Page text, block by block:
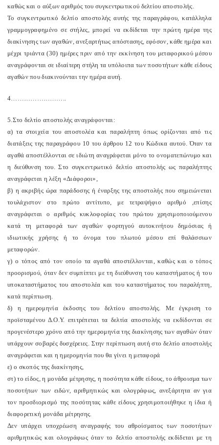
καθώς και ο αύξων αριθμός του συγκεντρωτικού δελτίου αποστολής.
Το συγκεντρωτικό δελτίο αποστολής αυτής της παραγράφου, κατάλληλα
γραμμογραφημένο σε στήλες, μπορεί να εκδίδεται την πρώτη ημέρα της
διακίνησης των αγαθών, ανεξαρτήτως απόστασης, εφόσον, κάθε ημέρα και
μέχρι τριάντα (30) ημέρες πριν από την εκκίνηση του μεταφορικού μέσου
αναγράφονται σε ιδιαίτερη στήλη τα υπόλοιπα των ποσοτήτων κάθε είδους
αγαθών που διακινούνται την ημέρα αυτή.
4……………………..
5.Στο δελτίο αποστολής αναγράφονται:
α) τα στοιχεία του αποστολέα και παραλήπτη όπως ορίζονται από τις
διατάξεις της παραγράφου 10 του άρθρου 12 του Κώδικα αυτού. Όταν τα
αγαθά αποστέλλονται σε ιδιώτη αναγράφεται μόνο το ονοματεπώνυμο και
η διεύθυνση του. Στο συγκεντρωτικό δελτίο αποστολής ως παραλήπτης
αναγράφεται η λέξη «Διάφοροι»,
β) η ακριβής ώρα παράδοσης ή έναρξης της αποστολής που σημειώνεται
τουλάχιστον στο πρώτο αντίτυπο, με τετραψήφιο αριθμό ,επίσης
αναγράφεται ο αριθμός κυκλοφορίας του πρώτου χρησιμοποιούμενου
κατά τη μεταφορά των αγαθών φορτηγού αυτοκινήτου δημόσιας ή
ιδιωτικής χρήσης ή το όνομα του πλωτού μέσου επί θαλάσσιων
μεταφορών.
γ) ο τόπος από τον οποίο τα αγαθά αποστέλλονται, καθώς και ο τόπος
προορισμού, όταν δεν συμπίπτει με τη διεύθυνση του καταστήματος ή του
υποκαταστήματος του αποστολέα και του καταστήματος του παραλήπτη,
κατά περίπτωση.
δ) η ημερομηνία έκδοσης του δελτίου αποστολής. Με έγκριση το
προϊσταμένου Δ.Ο.Υ. επιτρέπεται τα δελτία αποστολής να εκδίδονται σε
προγενέστερο χρόνο από την ημερομηνία της διακίνησης των αγαθών όταν
υπάρχουν σοβαρές δυσχέρειες. Στην περίπτωση αυτή στο δελτίο αποστολής
αναγράφεται και η ημερομηνία που θα γίνει η μεταφορά
ε) ο σκοπός της διακίνησης,
στ) το είδος, η μονάδα μέτρησης, η ποσότητα κάθε είδους, το άθροισμα των
ποσοτήτων των ειδών, αριθμητικώς και ολογράφως, ανεξάρτητα αν για
τον προσδιορισμό της ποσότητας κάθε είδους χρησιμοποιήθηκε η ίδια ή
διαφορετική μονάδα μέτρησης.
Δεν υπάρχει υποχρέωση αναγραφής του αθροίσματος των ποσοτήτων
αριθμητικώς και ολογράφως όταν το δελτίο αποστολής εκδίδεται με τη